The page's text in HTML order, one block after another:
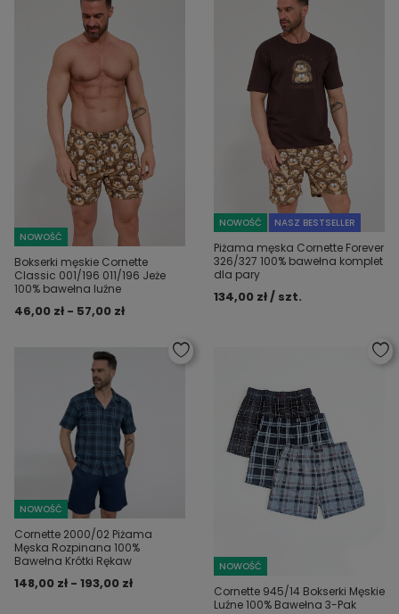
NOWOŚĆ
Bokserki męskie Cornette
Classic 001/196 011/196 Jeże
100% bawełna luźne
46,00 zł - 57,00 zł
NOWOŚĆ NASZ BESTSELLER
Piżama męska Cornette Forever
326/327 100% bawełna komplet
dla pary
134,00 zł / szt.
NOWOŚĆ
Cornette 2000/02 Piżama
Męska Rozpinana 100%
Bawełna Krótki Rękaw
148,00 zł - 193,00 zł
NOWOŚĆ
Cornette 945/14 Bokserki Męskie
Luźne 100% Bawełna 3-Pak